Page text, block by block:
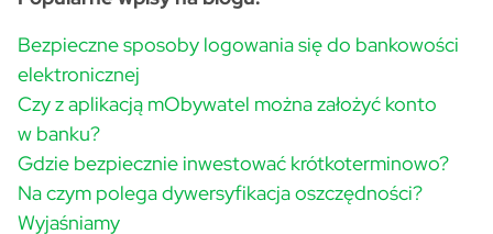
Bezpieczne sposoby logowania się do bankowości
elektronicznej
Czy z aplikacją mObywatel można założyć konto
w banku?
Gdzie bezpiecznie inwestować krótkoterminowo?
Na czym polega dywersyfikacja oszczędności?
Wyjaśniamy